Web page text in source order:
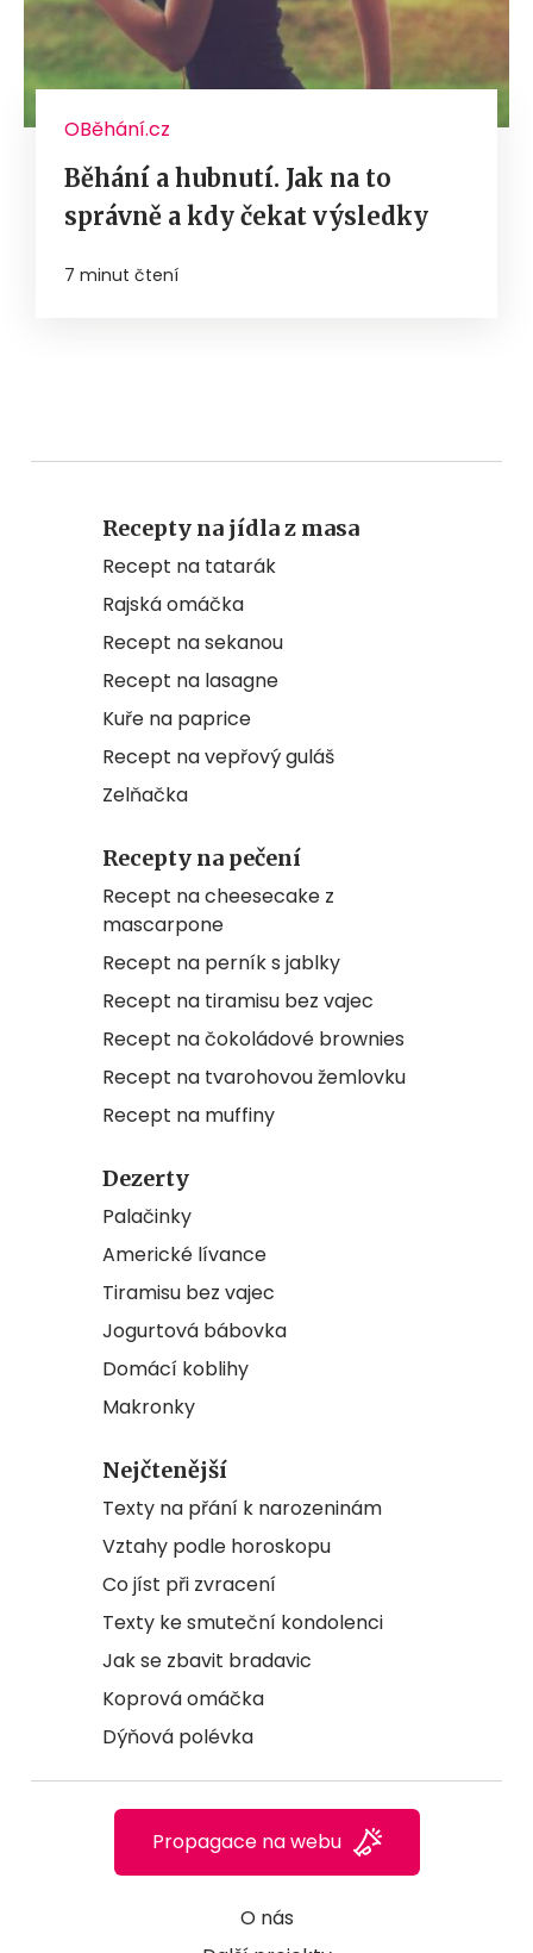
OBěhání.cz
Běhání a hubnutí. Jak na to
správně a kdy čekat výsledky
7 minut čtení
Recepty na jídla z masa
Recept na tatarák
Rajská omáčka
Recept na sekanou
Recept na lasagne
Kuře na paprice
Recept na vepřový guláš
Zelňačka
Recepty na pečení
Recept na cheesecake z
mascarpone
Recept na perník s jablky
Recept na tiramisu bez vajec
Recept na čokoládové brownies
Recept na tvarohovou žemlovku
Recept na muffiny
Dezerty
Palačinky
Americké lívance
Tiramisu bez vajec
Jogurtová bábovka
Domácí koblihy
Makronky
Nejčtenější
Texty na přání k narozeninám
Vztahy podle horoskopu
Co jíst při zvracení
Texty ke smuteční kondolenci
Jak se zbavit bradavic
Koprová omáčka
Dýňová polévka
O nás
Propagace na webu